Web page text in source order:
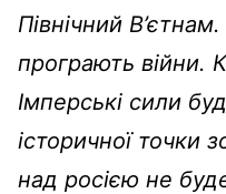
Північний
програють війни.
Імперські сили
історичної точки
над росією не